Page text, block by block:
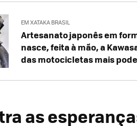
EM XATAKA BRASIL
Artesanato japonês em
nasce, feita à mão, a
das motocicletas mais
as